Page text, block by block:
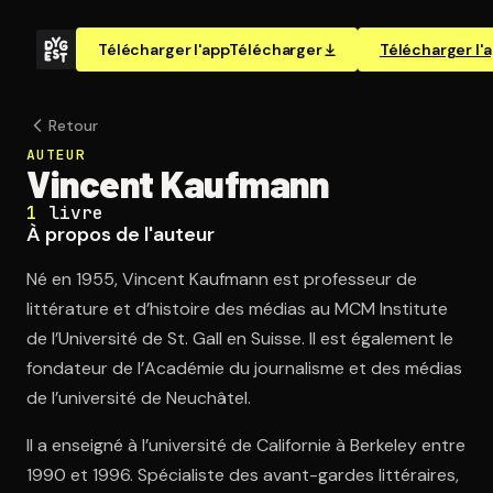
Télécharger l'appTélécharger Télécharger
Retour
AUTEUR
Vincent Kaufmann
1 livre
À propos de l'auteur
Né en 1955, Vincent Kaufmann est professeur de
littérature et d’histoire des médias au MCM Institute
de l’Université de St. Gall en Suisse. Il est également le
fondateur de l’Académie du journalisme et des médias
de l’université de Neuchâtel.
Il a enseigné à l’université de Californie à Berkeley entre
1990 et 1996. Spécialiste des avant-gardes littéraires,